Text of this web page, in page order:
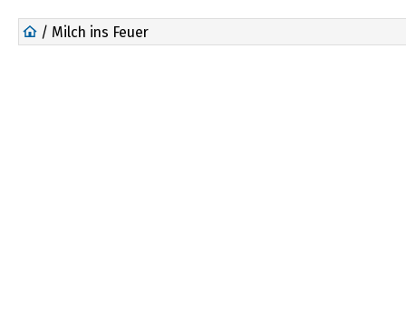
/ Milch ins Feuer